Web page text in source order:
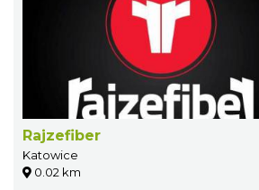
Rajzefiber
Katowice
0.02 km